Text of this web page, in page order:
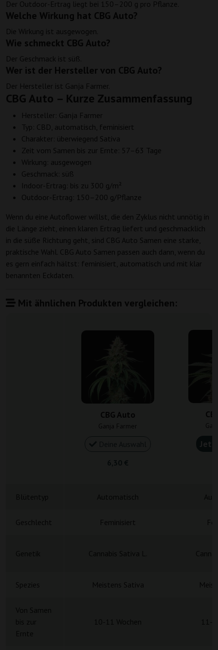
Der Outdoor-Ertrag liegt bei 150–200 g pro Pflanze.
Welche Wirkung hat CBG Auto?
Die Wirkung ist ausgewogen.
Wie schmeckt CBG Auto?
Der Geschmack ist süß.
Wer ist der Hersteller von CBG Auto?
Der Hersteller ist Ganja Farmer.
CBG Auto – Kurze Zusammenfassung
Hersteller: Ganja Farmer
Typ: CBD, automatisch, feminisiert
Charakter: überwiegend Sativa
Zeit vom Samen bis zur Ernte: 57–63 Tage
Wirkung: ausgewogen
Geschmack: süß
Indoor-Ertrag: bis zu 300 g/m²
Outdoor-Ertrag: 150–200 g/Pflanze
Wenn du eine Autoflower willst, die den Zyklus nicht unnötig in
die Länge zieht, einen klaren Ertrag liefert und geschmacklich
in die süße Richtung geht, sind CBG Auto Samen eine starke,
praktische Wahl. CBG Auto Samen passen auch dann, wenn du
es gern einfach hältst: feminisiert, automatisch und mit klar
benannten Eckdaten.
Mit ähnlichen Produkten vergleichen:
CBG Auto
Ganja Farmer
Geschlecht Feminisiert
Spezies Meistens Sativa